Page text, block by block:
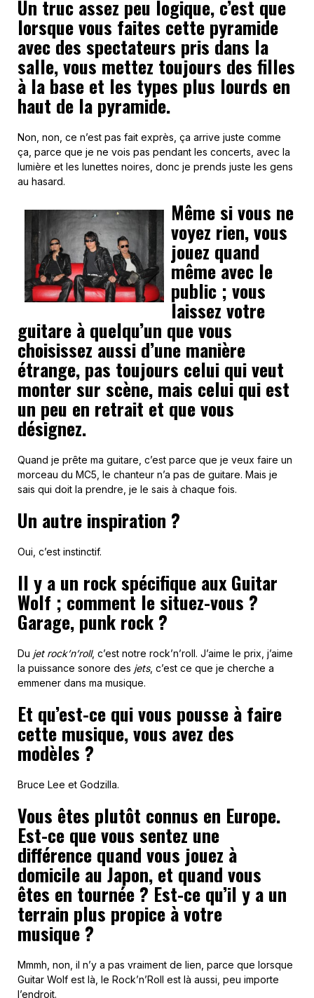
Un truc assez peu logique, c’est que
lorsque vous faites cette pyramide
avec des spectateurs pris dans la
salle, vous mettez toujours des filles
à la base et les types plus lourds en
haut de la pyramide.
Non, non, ce n’est pas fait exprès, ça arrive juste comme
ça, parce que je ne vois pas pendant les concerts, avec la
lumière et les lunettes noires, donc je prends juste les gens
au hasard.
Même si vous ne
voyez rien, vous
jouez quand
même avec le
public ; vous
laissez votre
guitare à quelqu’un que vous
choisissez aussi d’une manière
étrange, pas toujours celui qui veut
monter sur scène, mais celui qui est
un peu en retrait et que vous
désignez.
Quand je prête ma guitare, c’est parce que je veux faire un
morceau du MC5, le chanteur n’a pas de guitare. Mais je
sais qui doit la prendre, je le sais à chaque fois.
Un autre inspiration ?
Oui, c’est instinctif.
Il y a un rock spécifique aux Guitar
Wolf ; comment le situez-vous ?
Garage, punk rock ?
Du jet rock’n’roll, c’est notre rock’n’roll. J’aime le prix, j’aime
la puissance sonore des jets, c’est ce que je cherche a
emmener dans ma musique.
Et qu’est-ce qui vous pousse à faire
cette musique, vous avez des
modèles ?
Bruce Lee et Godzilla.
Vous êtes plutôt connus en Europe.
Est-ce que vous sentez une
différence quand vous jouez à
domicile au Japon, et quand vous
êtes en tournée ? Est-ce qu’il y a un
terrain plus propice à votre
musique ?
Mmmh, non, il n’y a pas vraiment de lien, parce que lorsque
Guitar Wolf est là, le Rock’n’Roll est là aussi, peu importe
l’endroit.